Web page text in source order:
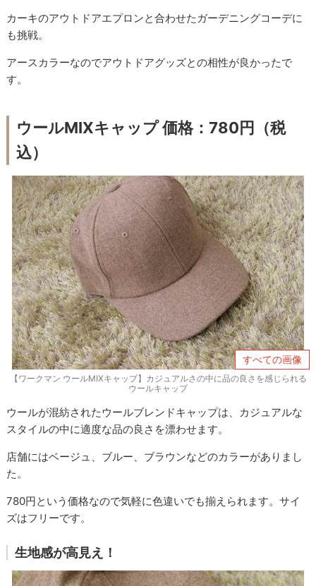
カーキのアウトドアエプロンと合わせたガーデニングコーデに
も挑戦。
アースカラーなのでアウトドアグッズとの相性が良かったで
す。
ウールMIXキャップ 価格：780円（税
込）
すべての画像
【ワークマン ウールMIXキャップ】カジュアルさの中に品の良さを感じられる
ウールキャップ
ウールが混紡されたウールブレンドキャップは、カジュアルな
スタイルの中に適度な品の良さを漂わせます。
店舗にはベージュ、ブルー、ブラウンなどのカラーがありまし
た。
780円という価格なので気軽に色違いでも揃えられます。サイ
ズはフリーです。
生地感が高見え！